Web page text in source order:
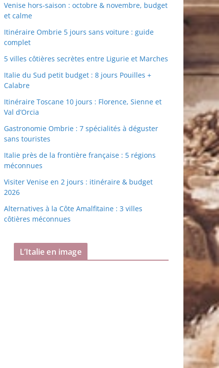
Venise hors-saison : octobre & novembre, budget
et calme
Itinéraire Ombrie 5 jours sans voiture : guide
complet
5 villes côtières secrètes entre Ligurie et Marches
Italie du Sud petit budget : 8 jours Pouilles +
Calabre
Itinéraire Toscane 10 jours : Florence, Sienne et
Val d’Orcia
Gastronomie Ombrie : 7 spécialités à déguster
sans touristes
Italie près de la frontière française : 5 régions
méconnues
Visiter Venise en 2 jours : itinéraire & budget
2026
Alternatives à la Côte Amalfitaine : 3 villes
côtières méconnues
L’Italie en image